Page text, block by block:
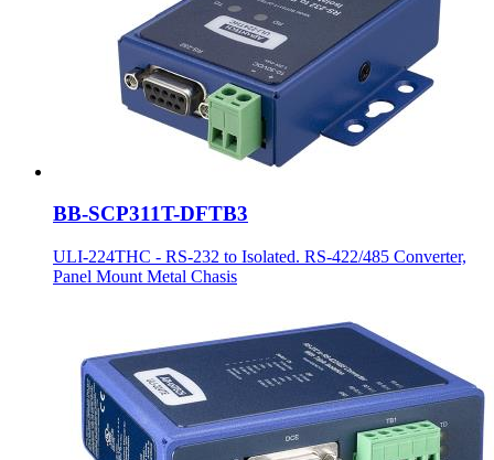
BB-SCP311T-DFTB3
ULI-224THC - RS-232 to Isolated. RS-422/485 Converter,
Panel Mount Metal Chasis